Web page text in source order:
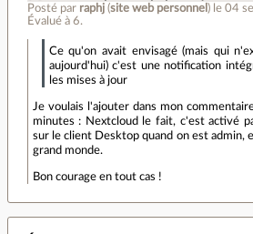
Posté par raphj(site web personnel ) le 04
Évalué à 6.
Ce qu'on avait envisagé (mais qui
aujourd'hui) c'est une notification
les mises à jour
Je voulais l'ajouter dans mon
minutes : Nextcloud le fait, c'est activé
sur le client Desktop quand on est admin,
grand monde.
Bon courage en tout cas !